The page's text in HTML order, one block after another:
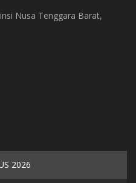
Nusa Tenggara Barat,
2026